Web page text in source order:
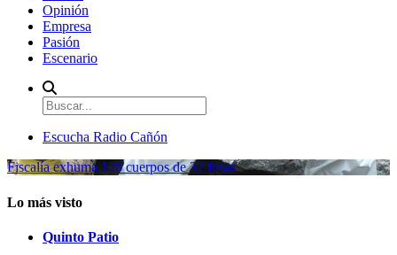
Opinión
Empresa
Pasión
Escenario
Escucha Radio Cañón
Fiscalía exhuma 126 cuerpos de 32 fosas
Lo más visto
Quinto Patio